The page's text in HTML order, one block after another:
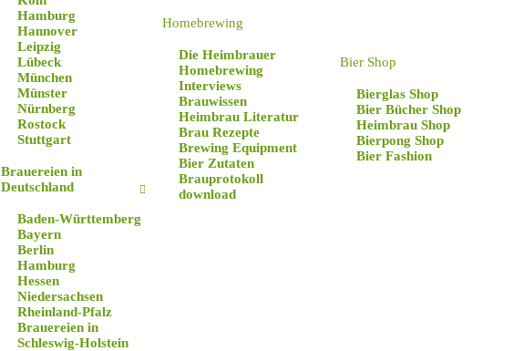
Hamburg
Hannover
Leipzig
Lübeck
München
Münster
Nürnberg
Rostock
Stuttgart
Brauereien in
Deutschland
Baden-Württemberg
Bayern
Berlin
Hamburg
Hessen
Niedersachsen
Rheinland-Pfalz
Brauereien in
Schleswig-Holstein
Homebrewing
Die Heimbrauer
Homebrewing
Interviews
Brauwissen
Heimbrau Literatur
Brau Rezepte
Brewing Equipment
Bier Zutaten
Brauprotokoll
download
Bier Shop
Bierglas Shop
Bier Bücher Shop
Heimbrau Shop
Bierpong Shop
Bier Fashion
und die 4 Brauereien entdeckt und verkostet.
Die Stadt gehört zum Alb Donaukreis und ist
Die Geschichte der Brauereien beginnt um
Zeit renoviert und spiegeln die Geschichte